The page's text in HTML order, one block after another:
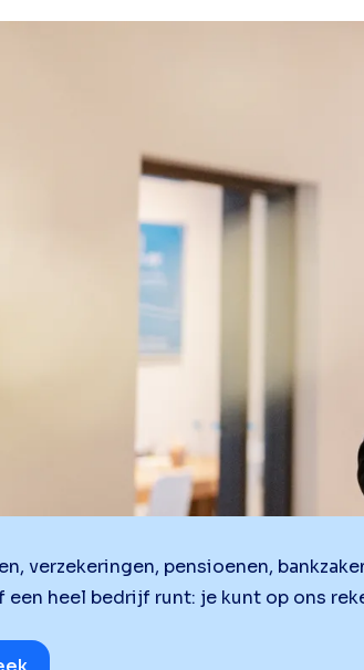
verzekeringen, pensioenen,
een heel bedrijf runt: je kunt op ons